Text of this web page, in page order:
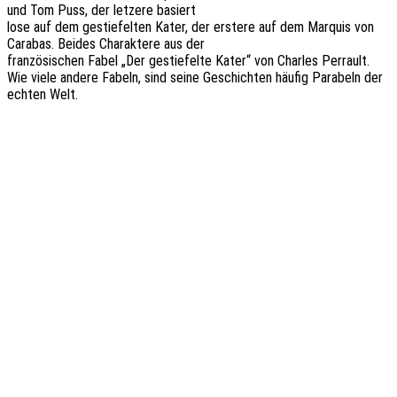
und Tom Puss, der letze­re basiert
lose auf dem gestie­fel­ten Kater, der erste­re auf dem Marquis von
Cara­bas. Beides Charak­te­re aus der
fran­zö­si­schen Fabel „Der gestie­fel­te Kater“ von Charles Perrault.
Wie viele andere Fabeln, sind seine Geschich­ten häufig Para­beln der
echten Welt.